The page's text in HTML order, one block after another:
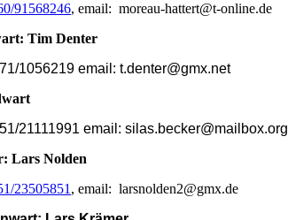
91568246, email: moreau-hattert@t-online.de
Tim Denter
1056219 email: t.denter@gmx.net
21111991 email: silas.becker@mailbox.org
Lars Nolden
23505851, email: larsnolden2@gmx.de